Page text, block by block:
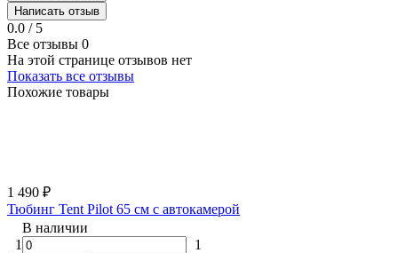
Написать отзыв
0.0 / 5
Все отзывы 0
На этой странице отзывов нет
Показать все отзывы
Похожие товары
1 490 ₽
Тюбинг Tent Pilot 65 см с автокамерой
В наличии
1
1